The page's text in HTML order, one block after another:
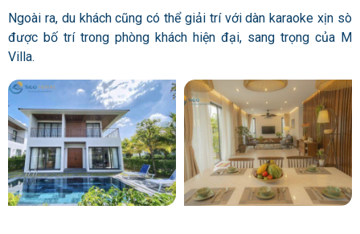
Ngoài ra, du khách cũng có thể giải trí với dàn karaoke xịn sò
được bố trí trong phòng khách hiện đại, sang trọng của M
Villa.